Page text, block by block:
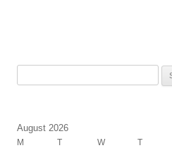
August 2026
M T W T